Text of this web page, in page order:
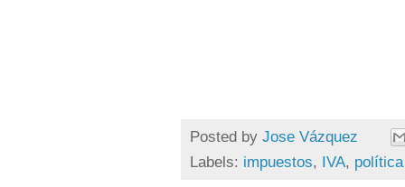
Posted by Jose Vázquez
Labels: impuestos, IVA,